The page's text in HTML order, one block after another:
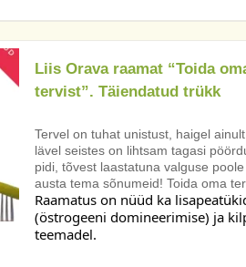
Liis Orava raamat “Toida
tervist”. Täiendatud trükk
Tervel on tuhat unistust, haigel
lävel seistes on lihtsam tagasi
pidi, tõvest laastatuna valguse
austa tema sõnumeid! Toida oma
Raamatus on nüüd ka
(östrogeeni domineerimise) ja
teemadel.